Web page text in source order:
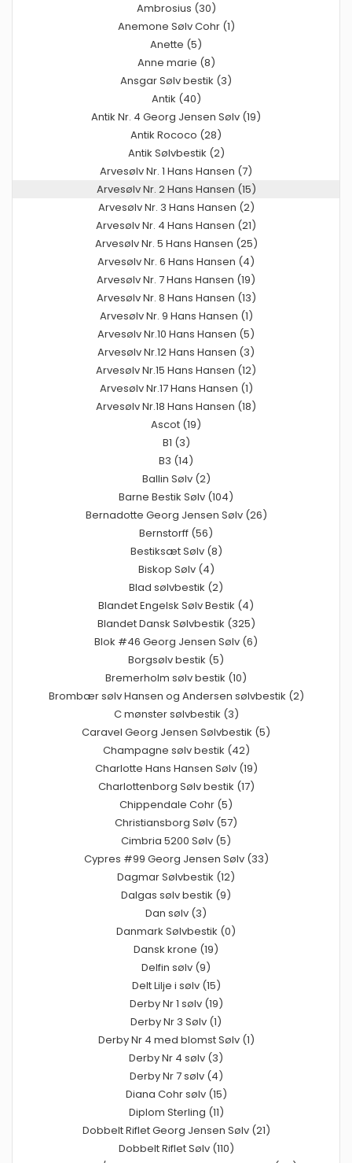
Ambrosius (30)
Anemone Sølv Cohr (1)
Anette (5)
Anne marie (8)
Ansgar Sølv bestik (3)
Antik (40)
Antik Nr. 4 Georg Jensen Sølv (19)
Antik Rococo (28)
Antik Sølvbestik (2)
Arvesølv Nr. 1 Hans Hansen (7)
Arvesølv Nr. 2 Hans Hansen (15)
Arvesølv Nr. 3 Hans Hansen (2)
Arvesølv Nr. 4 Hans Hansen (21)
Arvesølv Nr. 5 Hans Hansen (25)
Arvesølv Nr. 6 Hans Hansen (4)
Arvesølv Nr. 7 Hans Hansen (19)
Arvesølv Nr. 8 Hans Hansen (13)
Arvesølv Nr. 9 Hans Hansen (1)
Arvesølv Nr.10 Hans Hansen (5)
Arvesølv Nr.12 Hans Hansen (3)
Arvesølv Nr.15 Hans Hansen (12)
Arvesølv Nr.17 Hans Hansen (1)
Arvesølv Nr.18 Hans Hansen (18)
Ascot (19)
B1 (3)
B3 (14)
Ballin Sølv (2)
Barne Bestik Sølv (104)
Bernadotte Georg Jensen Sølv (26)
Bernstorff (56)
Bestiksæt Sølv (8)
Biskop Sølv (4)
Blad sølvbestik (2)
Blandet Engelsk Sølv Bestik (4)
Blandet Dansk Sølvbestik (325)
Blok #46 Georg Jensen Sølv (6)
Borgsølv bestik (5)
Bremerholm sølv bestik (10)
Brombær sølv Hansen og Andersen sølvbestik (2)
C mønster sølvbestik (3)
Caravel Georg Jensen Sølvbestik (5)
Champagne sølv bestik (42)
Charlotte Hans Hansen Sølv (19)
Charlottenborg Sølv bestik (17)
Chippendale Cohr (5)
Christiansborg Sølv (57)
Cimbria 5200 Sølv (5)
Cypres #99 Georg Jensen Sølv (33)
Dagmar Sølvbestik (12)
Dalgas sølv bestik (9)
Dan sølv (3)
Danmark Sølvbestik (0)
Dansk krone (19)
Delfin sølv (9)
Delt Lilje i sølv (15)
Derby Nr 1 sølv (19)
Derby Nr 3 Sølv (1)
Derby Nr 4 med blomst Sølv (1)
Derby Nr 4 sølv (3)
Derby Nr 7 sølv (4)
Diana Cohr sølv (15)
Diplom Sterling (11)
Dobbelt Riflet Georg Jensen Sølv (21)
Dobbelt Riflet Sølv (110)